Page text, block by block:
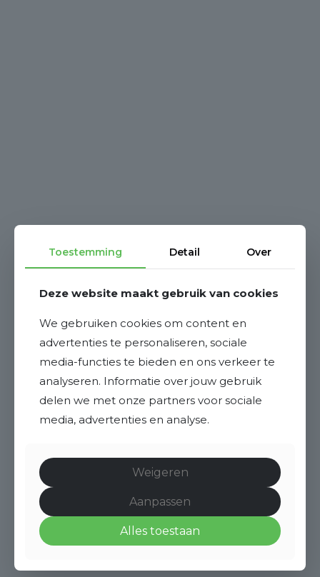
Toestemming Detail Over
Deze website maakt gebruik van cookies
We gebruiken cookies om content en
advertenties te personaliseren, sociale
media-functies te bieden en ons verkeer te
analyseren. Informatie over jouw gebruik
delen we met onze partners voor sociale
media, advertenties en analyse.
Weigeren
Aanpassen
Alles toestaan